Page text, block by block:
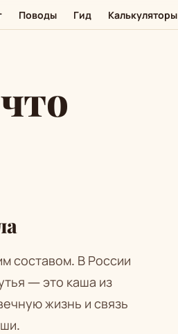
Поводы Гид Калькуляторы
составом. В России
— это каша из
жизнь и связь